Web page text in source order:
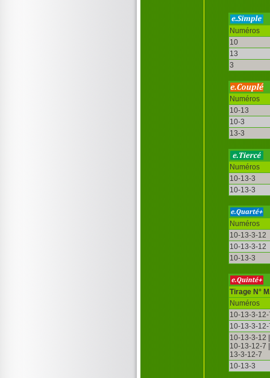
Numéros
10
13
3
Numéros
10-13
10-3
13-3
Numéros
10-13-3
10-13-3
Numéros
10-13-3-12
10-13-3-12
10-13-3
Tirage N°
Numéros
10-13-3-
10-13-3-
10-13-3-12
10-13-12-7
13-3-12-7
10-13-3